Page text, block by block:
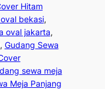
Hitam
bekasi
oval jakarta
, Gudang Sewa
sewa meja
Meja Panjang